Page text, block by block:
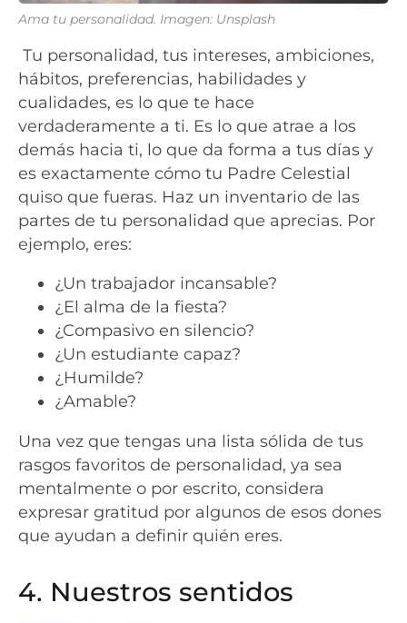
Ama tu personalidad. Imagen: Unsplash
Tu personalidad, tus intereses, ambiciones,
hábitos, preferencias, habilidades y
cualidades, es lo que te hace
verdaderamente a ti. Es lo que atrae a los
demás hacia ti, lo que da forma a tus días y
es exactamente cómo tu Padre Celestial
quiso que fueras. Haz un inventario de las
partes de tu personalidad que aprecias. Por
ejemplo, eres:
¿Un trabajador incansable?
¿El alma de la fiesta?
¿Compasivo en silencio?
¿Un estudiante capaz?
¿Humilde?
¿Amable?
Una vez que tengas una lista sólida de tus
rasgos favoritos de personalidad, ya sea
mentalmente o por escrito, considera
expresar gratitud por algunos de esos dones
que ayudan a definir quién eres.
4. Nuestros sentidos